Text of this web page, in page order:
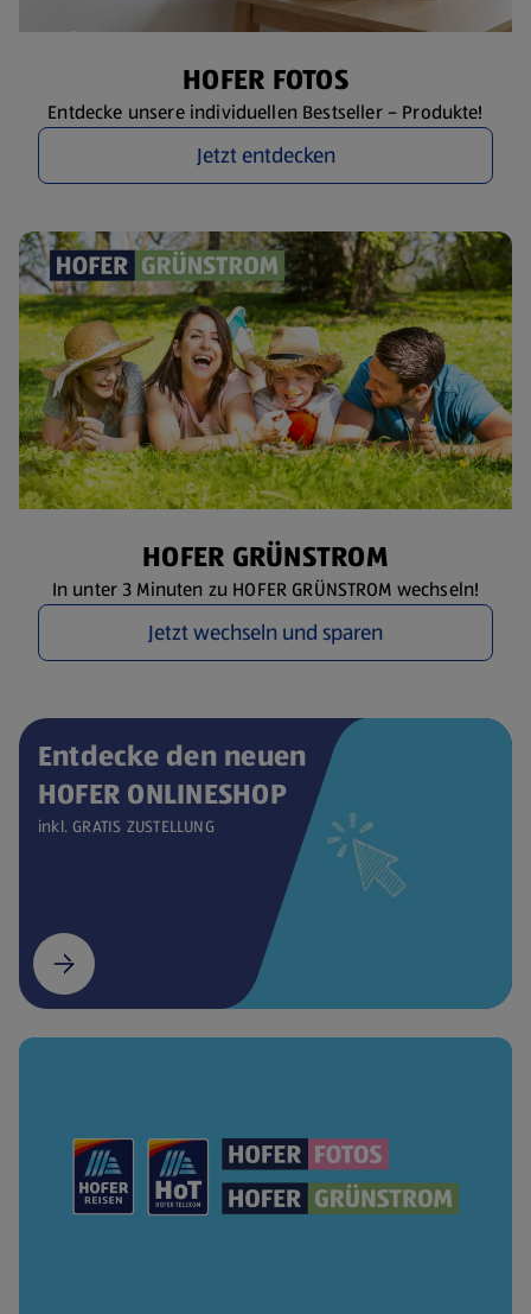
HOFER FOTOS
Entdecke unsere individuellen Bestseller – Produkte!
Jetzt entdecken
HOFER GRÜNSTROM
In unter 3 Minuten zu HOFER GRÜNSTROM wechseln!
Jetzt wechseln und sparen
Entdecke den neuen
HOFER ONLINESHOP
inkl. GRATIS ZUSTELLUNG
(öffnet in einem neuen Tab)